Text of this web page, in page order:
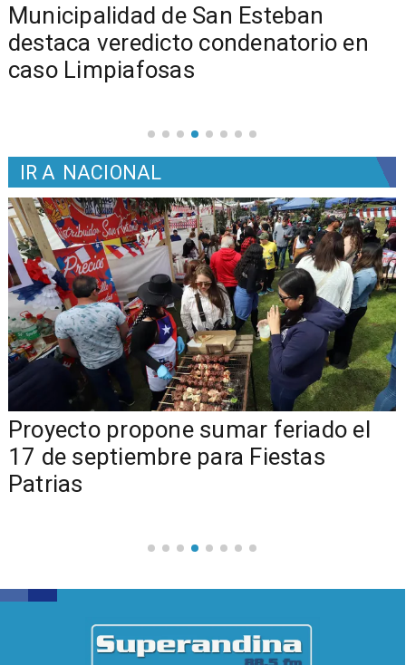
Municipalidad de San Esteban
destaca veredicto condenatorio en
caso Limpiafosas
IR A NACIONAL
Proyecto propone sumar feriado el
17 de septiembre para Fiestas
Patrias